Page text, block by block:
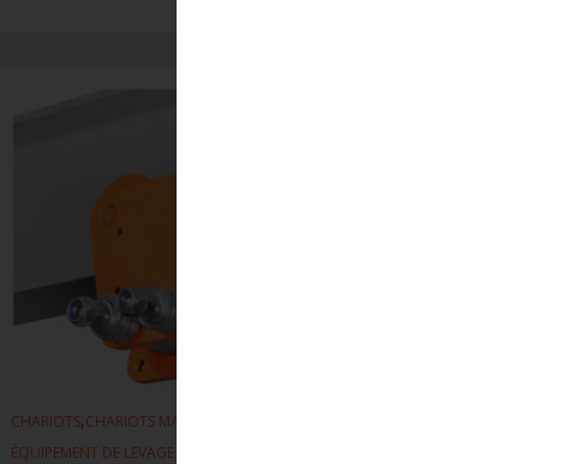
CHARIOTS,CHARIOTS MANUEL
ÉQUIPEMENT DE LEVAGE